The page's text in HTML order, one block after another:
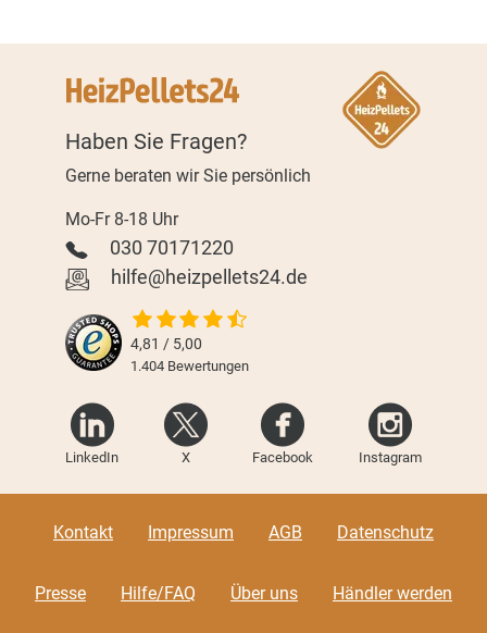
Haben Sie Fragen?
Gerne beraten wir Sie persönlich
Mo-Fr 8-18 Uhr
030 70171220
hilfe@heizpellets24.de
4,81 / 5,00
1.404 Bewertungen
LinkedIn X Facebook Instagram
Kontakt Impressum AGB Datenschutz
Presse Hilfe/FAQ Über uns Händler werden